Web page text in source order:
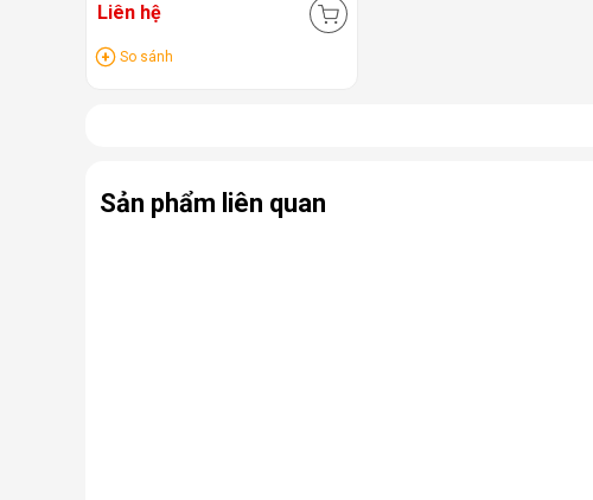
Liên hệ
So sánh
Sản phẩm liên quan